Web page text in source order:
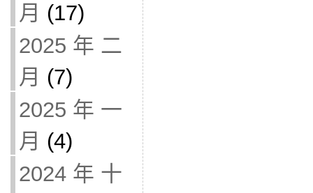
月 (17)
2025 年 二
月 (7)
2025 年 一
月 (4)
2024 年 十